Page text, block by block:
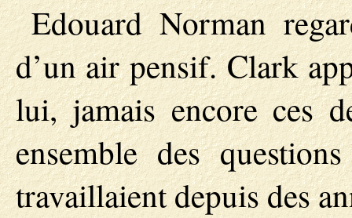
Edouard Norman
d’un air pensif. Clark
lui, jamais encore ces
ensemble des
travaillaient depuis des